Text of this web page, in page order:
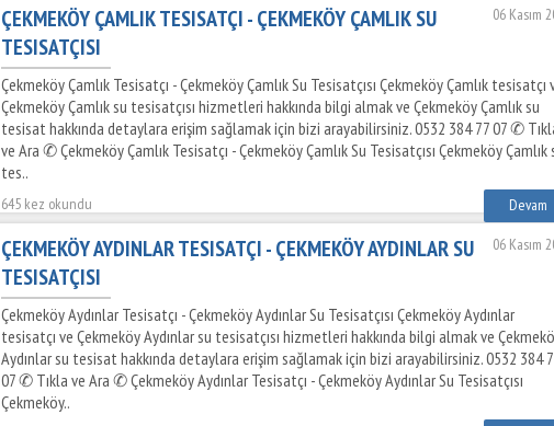
06 Kasım
ÇEKMEKÖY ÇAMLIK TESISATÇI - ÇEKMEKÖY ÇAMLIK SU
TESISATÇISI
Çekmeköy Çamlık Tesisatçı - Çekmeköy Çamlık Su Tesisatçısı Çekmeköy Çamlık tesisatçı
Çekmeköy Çamlık su tesisatçısı hizmetleri hakkında bilgi almak ve Çekmeköy Çamlık su
tesisat hakkında detaylara erişim sağlamak için bizi arayabilirsiniz. 0532 384 77 07 ✆
ve Ara ✆ Çekmeköy Çamlık Tesisatçı - Çekmeköy Çamlık Su Tesisatçısı Çekmeköy Çamlık
tes..
645 kez okundu
Devam
06 Kasım
ÇEKMEKÖY AYDINLAR TESISATÇI - ÇEKMEKÖY AYDINLAR SU
TESISATÇISI
Çekmeköy Aydınlar Tesisatçı - Çekmeköy Aydınlar Su Tesisatçısı Çekmeköy Aydınlar
tesisatçı ve Çekmeköy Aydınlar su tesisatçısı hizmetleri hakkında bilgi almak ve
Aydınlar su tesisat hakkında detaylara erişim sağlamak için bizi arayabilirsiniz. 0532 384
07 ✆ Tıkla ve Ara ✆ Çekmeköy Aydınlar Tesisatçı - Çekmeköy Aydınlar Su Tesisatçısı
Çekmeköy..